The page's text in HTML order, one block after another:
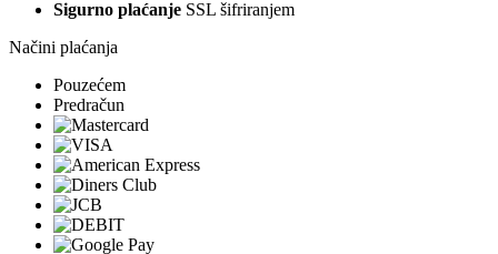
Sigurno plaćanje SSL šifriranjem
Načini plaćanja
Pouzećem
Predračun